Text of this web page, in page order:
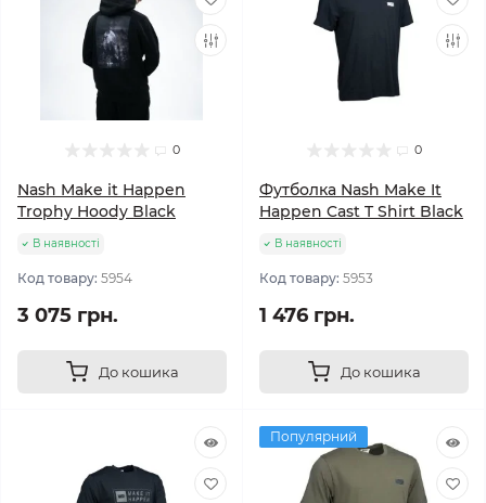
0
Nash Make it Happen
Trophy Hoody Black
В наявності
Код товару: 5954
3 075 грн.
До кошика
0
Футболка Nash Make It
Happen Cast T Shirt Black
В наявності
Код товару: 5953
1 476 грн.
До кошика
Популярний